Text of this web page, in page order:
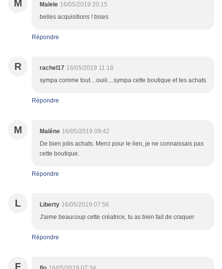
M Malele 16/05/2019 20:15
belles acquisitions ! bises
Répondre
R rachel17 16/05/2019 11:18
sympa comme tout....ouiii....sympa cette boutique et tes achats
Répondre
M Malène 16/05/2019 09:42
De bien jolis achats. Merci pour le lien, je ne connaissais pas
cette boutique.
Répondre
L Liberty 16/05/2019 07:56
J'aime beaucoup cette créatrice, tu as bien fait de craquer
Répondre
F